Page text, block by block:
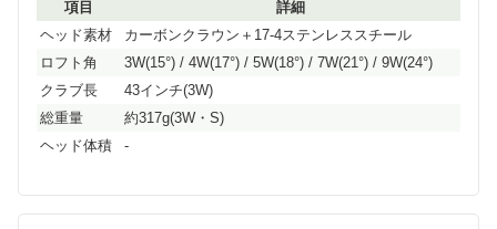
項目
詳細
ヘッド素材
カーボンクラウン＋17-4ステンレススチール
ロフト角
3W(15°) / 4W(17°) / 5W(18°) / 7W(21°) / 9W(24°)
クラブ長
43インチ(3W)
総重量
約317g(3W・S)
ヘッド体積
-